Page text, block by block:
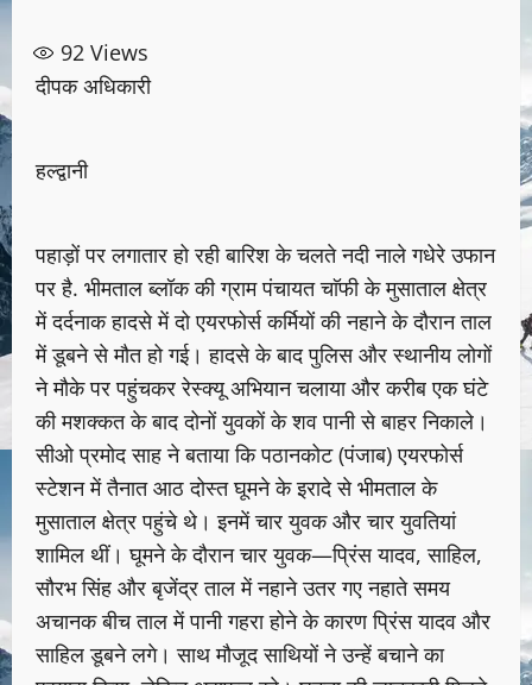
92 Views
दीपक अधिकारी
हल्द्वानी
पहाड़ों पर लगातार हो रही बारिश के चलते नदी नाले गधेरे उफान
पर है. भीमताल ब्लॉक की ग्राम पंचायत चाॅफी के मुसाताल क्षेत्र
में दर्दनाक हादसे में दो एयरफोर्स कर्मियों की नहाने के दौरान ताल
में डूबने से मौत हो गई। हादसे के बाद पुलिस और स्थानीय लोगों
ने मौके पर पहुंचकर रेस्क्यू अभियान चलाया और करीब एक घंटे
की मशक्कत के बाद दोनों युवकों के शव पानी से बाहर निकाले।
सीओ प्रमोद साह ने बताया कि पठानकोट (पंजाब) एयरफोर्स
स्टेशन में तैनात आठ दोस्त घूमने के इरादे से भीमताल के
मुसाताल क्षेत्र पहुंचे थे। इनमें चार युवक और चार युवतियां
शामिल थीं। घूमने के दौरान चार युवक—प्रिंस यादव, साहिल,
सौरभ सिंह और बृजेंद्र ताल में नहाने उतर गए नहाते समय
अचानक बीच ताल में पानी गहरा होने के कारण प्रिंस यादव और
साहिल डूबने लगे। साथ मौजूद साथियों ने उन्हें बचाने का